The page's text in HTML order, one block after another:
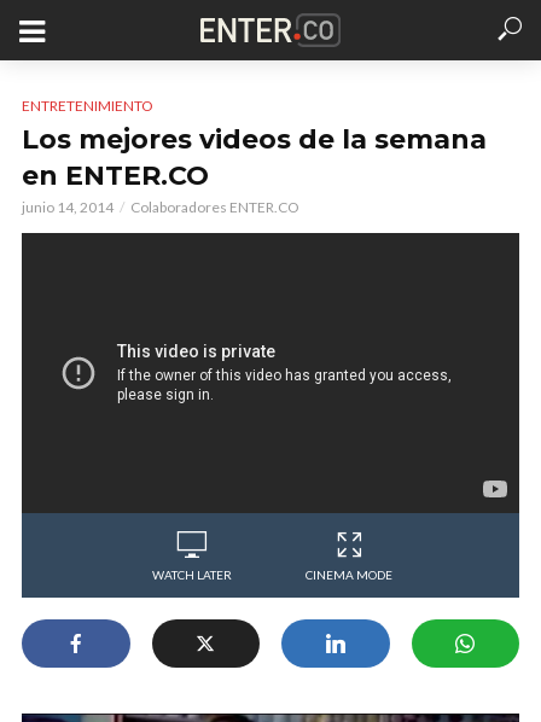
ENTRETENIMIENTO
Los mejores videos de la semana
en ENTER.CO
junio 14, 2014 Colaboradores ENTER.CO
WATCH LATER CINEMA MODE